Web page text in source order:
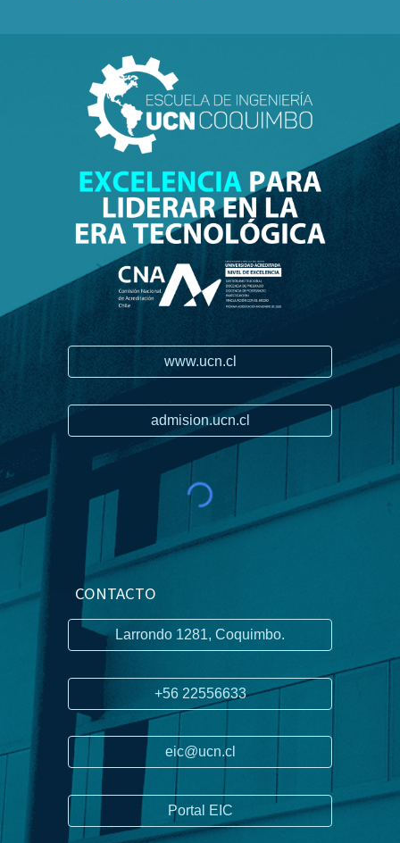
www.ucn.cl
admision.ucn.cl
CONTACTO
Larrondo 1281, Coquimbo.
+56 22556633
eic@ucn.cl
Portal EIC